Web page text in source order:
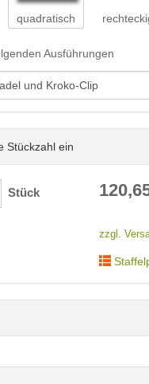
quadratisch
Ausführungen
Stückzahl ein
Stück
zzgl.
< /